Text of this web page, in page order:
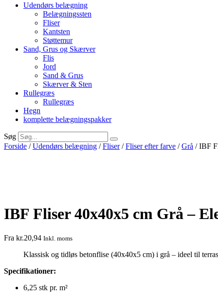
Udendørs belægning
Belægningssten
Fliser
Kantsten
Støttemur
Sand, Grus og Skærver
Flis
Jord
Sand & Grus
Skærver & Sten
Rullegræs
Rullegræs
Hegn
komplette belægningspakker
Søg
Forside /Udendørs belægning /Fliser/Fliser efter farve /Grå / IBF
IBF Fliser 40x40x5 cm Grå –
Fra kr.20,94 Inkl. moms
Klassisk og tidløs betonflise (40x40x5 cm) i grå – ideel til
Specifikationer:
6,25 stk pr. m²